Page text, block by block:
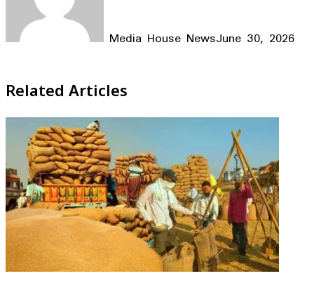
Media House NewsJune 30, 2026
Related Articles